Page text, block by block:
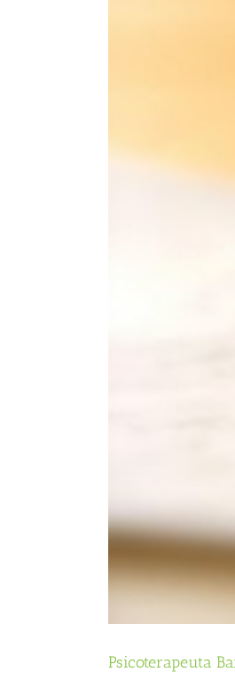
Psicoterapeuta